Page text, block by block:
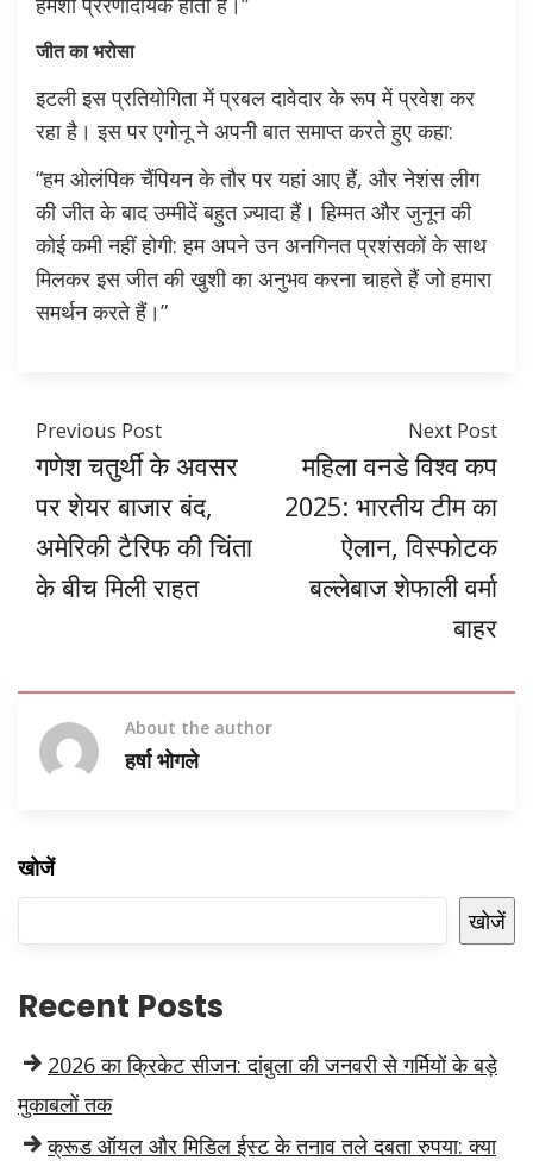
जीत का भरोसा
इटली इस प्रतियोगिता में प्रबल दावेदार के रूप में प्रवेश कर
रहा है। इस पर एगोनू ने अपनी बात समाप्त करते हुए कहा:
“हम ओलंपिक चैंपियन के तौर पर यहां आए हैं, और नेशंस लीग
की जीत के बाद उम्मीदें बहुत ज़्यादा हैं। हिम्मत और जुनून की
कोई कमी नहीं होगी: हम अपने उन अनगिनत प्रशंसकों के साथ
मिलकर इस जीत की खुशी का अनुभव करना चाहते हैं जो हमारा
समर्थन करते हैं।”
Previous Post
गणेश चतुर्थी के अवसर
पर शेयर बाजार बंद,
अमेरिकी टैरिफ की चिंता
के बीच मिली राहत
Next Post
महिला वनडे विश्व कप
2025: भारतीय टीम का
ऐलान, विस्फोटक
बल्लेबाज शेफाली वर्मा
बाहर
About the author
हर्षा भोगले
खोजें
खोजें
Recent Posts
2026 का क्रिकेट सीजन: दांबुला की जनवरी से गर्मियों के बड़े
मुकाबलों तक
क्रूड ऑयल और मिडिल ईस्ट के तनाव तले दबता रुपया: क्या